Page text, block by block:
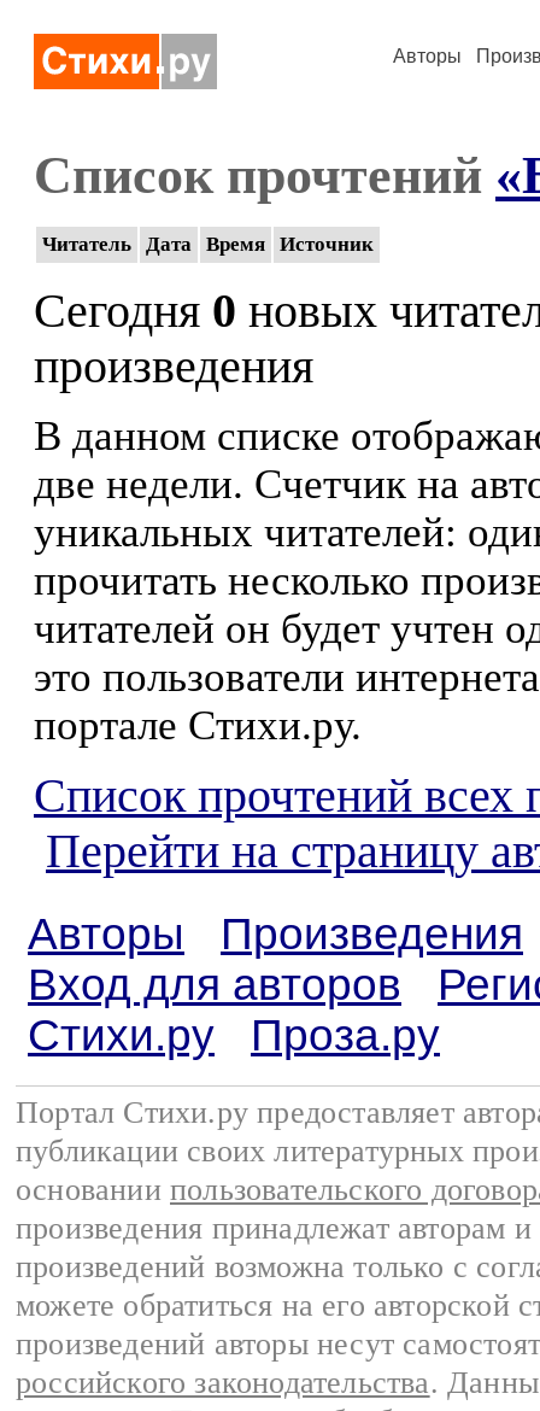
Авторы
Список прочтений
Читатель Дата Время Источник
Сегодня 0 новых
произведения
В данном списке
две недели. Счетчик на
уникальных читателей:
прочитать несколько
читателей он будет учтен
это пользователи
портале Стихи.ру.
Список прочтений всех
Перейти на страницу
Авторы
Произведения
Вход для авторов
Стихи.ру
Проза.ру
Портал Стихи.ру предоставляет
публикации своих литературных
основании пользовательского
произведения принадлежат авторам
произведений возможна только с
можете обратиться на его авторской
произведений авторы несут
российского законодательства.